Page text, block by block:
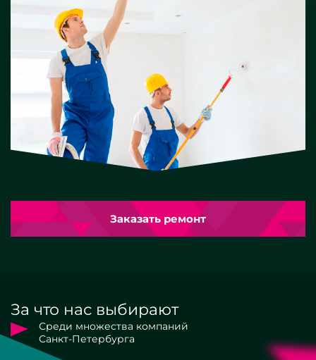
Заказать ремонт
За что нас выбирают
Среди множества компаний
Санкт-Петербурга